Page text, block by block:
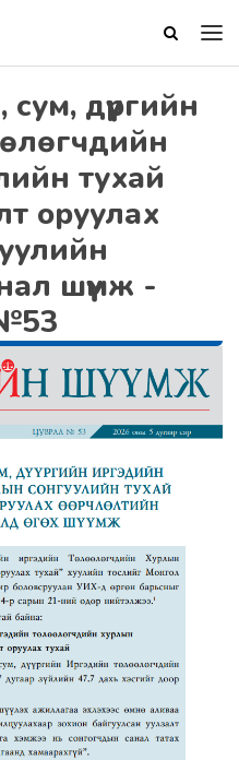
дүүргийн
тухай
оруулах
шүүмж -